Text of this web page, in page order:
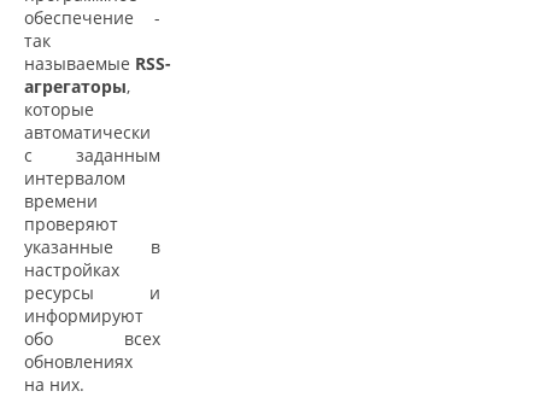
обеспечение -
так
называемые RSS-
агрегаторы,
которые
автоматически
с заданным
интервалом
времени
проверяют
указанные в
настройках
ресурсы и
информируют
обо всех
обновлениях
на них.